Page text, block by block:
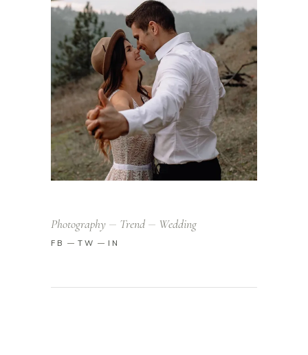
Photography Trend Wedding
FB TW IN